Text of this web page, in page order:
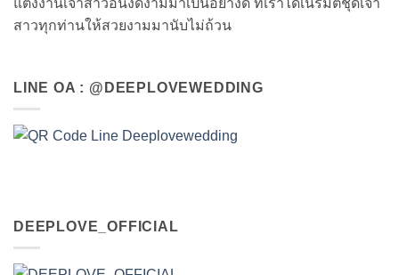
สาวทุกท่านให้สวยงามมานับไม่ถ้วน
LINE OA : @DEEPLOVEWEDDING
DEEPLOVE_OFFICIAL